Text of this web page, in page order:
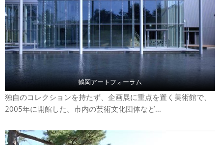
鶴岡アートフォーラム
独自のコレクションを持たず、企画展に重点を置く美術館で、
2005年に開館した。市内の芸術文化団体など...